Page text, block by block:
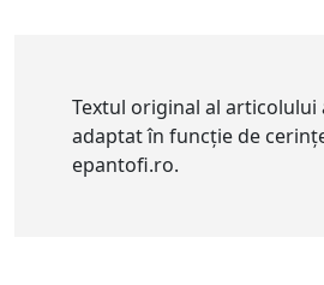
Textul original al articolului
adaptat în funcție de
epantofi.ro.